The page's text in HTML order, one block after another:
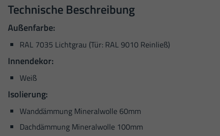
Technische Beschreibung
Außenfarbe:
RAL 7035 Lichtgrau (Tür: RAL 9010 Reinließ)
Innendekor:
Weiß
Isolierung:
Wanddämmung Mineralwolle 60mm
Dachdämmung Mineralwolle 100mm